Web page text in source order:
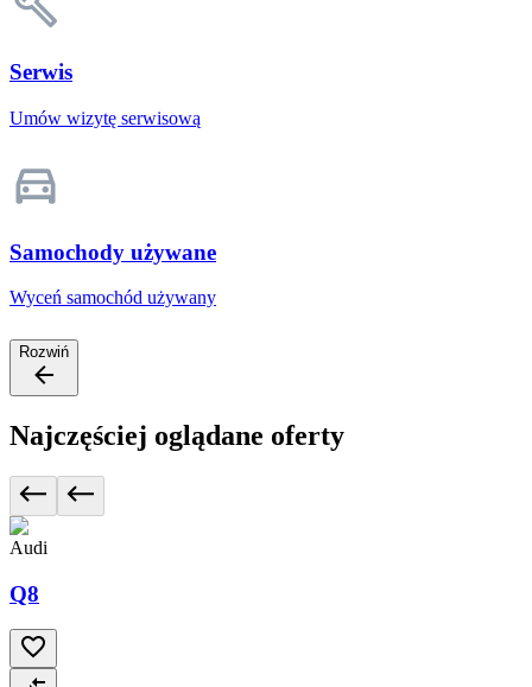
Serwis
Umów wizytę serwisową
Samochody używane
Wyceń samochód używany
Rozwiń
Najczęściej oglądane oferty
Audi
Q8